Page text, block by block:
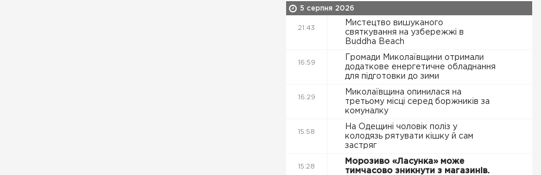
5 серпня 2026
21:43
Мистецтво вишуканого
святкування на узбережжі в
Buddha Beach
16:59
Громади Миколаївщини отримали
додаткове енергетичне обладнання
для підготовки до зими
16:29
Миколаївщина опинилася на
третьому місці серед боржників за
комуналку
15:58
На Одещині чоловік поліз у
колодязь рятувати кішку й сам
застряг
15:28
Морозиво «Ласунка» може
тимчасово зникнути з магазинів.